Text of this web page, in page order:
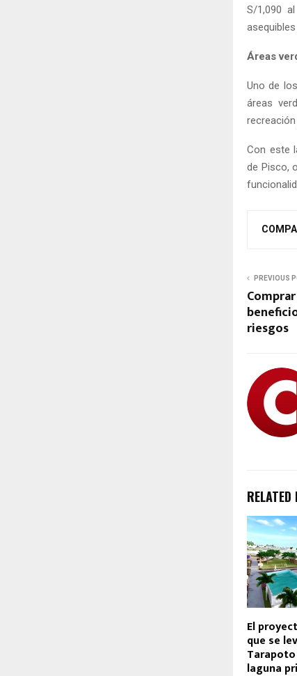
S/1,090
Áreas
Uno de
áreas
Con este
de Pisco,
PREVIOUS
riesgos
RELATED
El
que se
laguna